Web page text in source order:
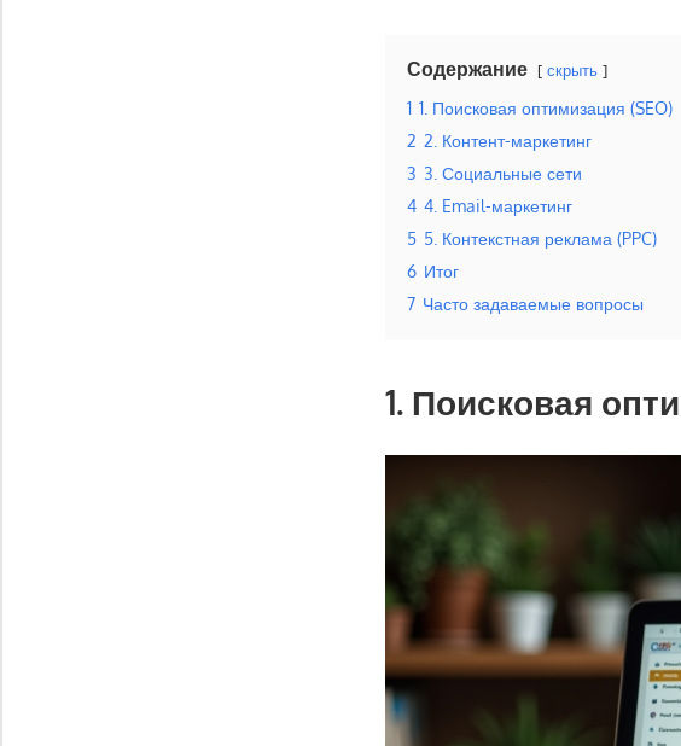
Содержание скрыть
1 1. Поисковая оптимизация (SEO)
2 2. Контент-маркетинг
3 3. Социальные сети
4 4. Email-маркетинг
5 5. Контекстная реклама (PPC)
6 Итог
7 Часто задаваемые вопросы
1. Поисковая